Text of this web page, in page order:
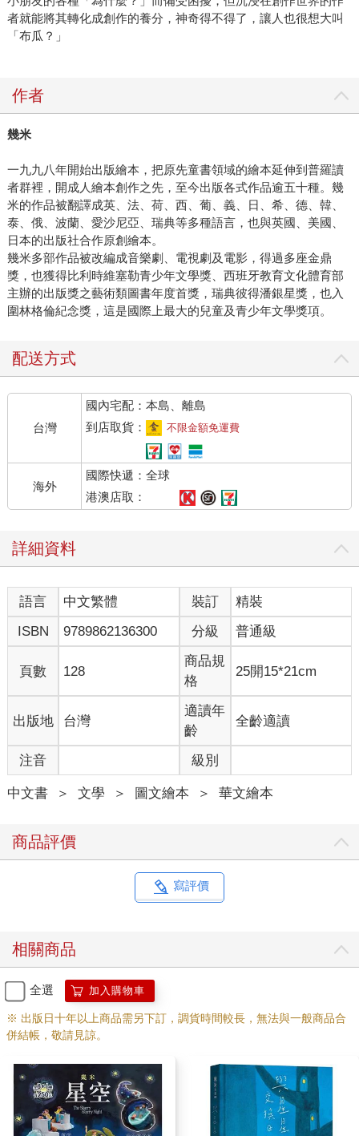
者就能將其轉化成創作的養分，神奇得不得了，讓人也很想大叫
「布瓜？」
作者
幾米
一九九八年開始出版繪本，把原先童書領域的繪本延伸到普羅讀
者群裡，開成人繪本創作之先，至今出版各式作品逾五十種。幾
米的作品被翻譯成英、法、荷、西、葡、義、日、希、德、韓、
泰、俄、波蘭、愛沙尼亞、瑞典等多種語言，也與英國、美國、
日本的出版社合作原創繪本。
幾米多部作品被改編成音樂劇、電視劇及電影，得過多座金鼎
獎，也獲得比利時維塞勒青少年文學獎、西班牙教育文化體育部
主辦的出版獎之藝術類圖書年度首獎，瑞典彼得潘銀星獎，也入
圍林格倫紀念獎，這是國際上最大的兒童及青少年文學獎項。
配送方式
台灣
國內宅配：本島、離島
到店取貨：
不限金額免運費
海外
國際快遞：全球
港澳店取：
詳細資料
語言 中文繁體 裝訂
精裝
ISBN
9789862136300 分級 普通級
頁數 128
商品規
格
25開15*21cm
出版地 台灣
適讀年
齡
全齡適讀
注音 級別
中文書 ＞ 文學 ＞ 圖文繪本 ＞ 華文繪本
商品評價
寫評價
相關商品
全選 加入購物車
※ 出版日十年以上商品需另下訂，調貨時間較長，無法與一般商品合
併結帳，敬請見諒。